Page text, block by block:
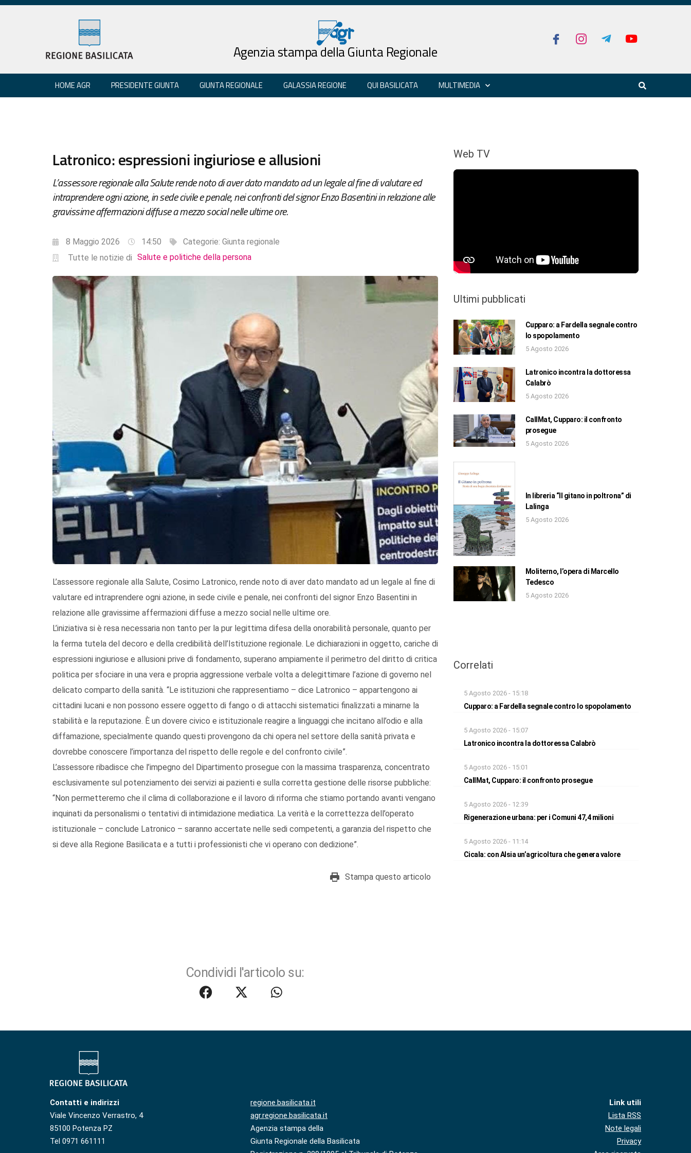
Agenzia stampa della Giunta Regionale
HOME AGR PRESIDENTE GIUNTA GIUNTA REGIONALE GALASSIA REGIONE QUI BASILICATA MULTIMEDIA
Latronico: espressioni ingiuriose e allusioni
L’assessore regionale alla Salute rende noto di aver dato mandato ad un legale al fine di valutare ed
intraprendere ogni azione, in sede civile e penale, nei confronti del signor Enzo Basentini in relazione alle
gravissime affermazioni diffuse a mezzo social nelle ultime ore.
8 Maggio 2026 14:50 Categorie: Giunta regionale
Tutte le notizie di Salute e politiche della persona
L’assessore regionale alla Salute, Cosimo Latronico, rende noto di aver dato mandato ad un legale al fine di
valutare ed intraprendere ogni azione, in sede civile e penale, nei confronti del signor Enzo Basentini in
relazione alle gravissime affermazioni diffuse a mezzo social nelle ultime ore.
L’iniziativa si è resa necessaria non tanto per la pur legittima difesa della onorabilità personale, quanto per
la ferma tutela del decoro e della credibilità dell’Istituzione regionale. Le dichiarazioni in oggetto, cariche di
espressioni ingiuriose e allusioni prive di fondamento, superano ampiamente il perimetro del diritto di critica
politica per sfociare in una vera e propria aggressione verbale volta a delegittimare l’azione di governo nel
delicato comparto della sanità. “Le istituzioni che rappresentiamo – dice Latronico – appartengono ai
cittadini lucani e non possono essere oggetto di fango o di attacchi sistematici finalizzati a minarne la
stabilità e la reputazione. È un dovere civico e istituzionale reagire a linguaggi che incitano all’odio e alla
diffamazione, specialmente quando questi provengono da chi opera nel settore della sanità privata e
dovrebbe conoscere l’importanza del rispetto delle regole e del confronto civile”.
L’assessore ribadisce che l’impegno del Dipartimento prosegue con la massima trasparenza, concentrato
esclusivamente sul potenziamento dei servizi ai pazienti e sulla corretta gestione delle risorse pubbliche:
“Non permetteremo che il clima di collaborazione e il lavoro di riforma che stiamo portando avanti vengano
inquinati da personalismi o tentativi di intimidazione mediatica. La verità e la correttezza dell’operato
istituzionale – conclude Latronico – saranno accertate nelle sedi competenti, a garanzia del rispetto che
si deve alla Regione Basilicata e a tutti i professionisti che vi operano con dedizione”.
Stampa questo articolo
Condividi l'articolo su:
Web TV
Ultimi pubblicati
Cupparo: a Fardella segnale contro
lo spopolamento
5 Agosto 2026
Latronico incontra la dottoressa
Calabrò
5 Agosto 2026
CallMat, Cupparo: il confronto
prosegue
5 Agosto 2026
In libreria “Il gitano in poltrona” di
Lalinga
5 Agosto 2026
Moliterno, l’opera di Marcello
Tedesco
5 Agosto 2026
Correlati
5 Agosto 2026 - 15:18
Cupparo: a Fardella segnale contro lo spopolamento
5 Agosto 2026 - 15:07
Latronico incontra la dottoressa Calabrò
5 Agosto 2026 - 15:01
CallMat, Cupparo: il confronto prosegue
5 Agosto 2026 - 12:39
Rigenerazione urbana: per i Comuni 47,4 milioni
5 Agosto 2026 - 11:14
Cicala: con Alsia un’agricoltura che genera valore
Contatti e indirizzi
Viale Vincenzo Verrastro, 4
85100 Potenza PZ
Tel 0971 661111
regione.basilicata.it
agr.regione.basilicata.it
Agenzia stampa della
Giunta Regionale della Basilicata
Link utili
Lista RSS
Note legali
Privacy